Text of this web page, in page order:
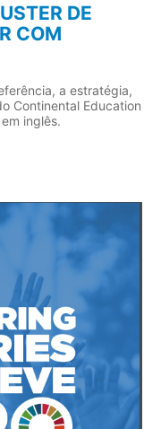
DE
COM
a estratégia,
Continental Education
inglês.